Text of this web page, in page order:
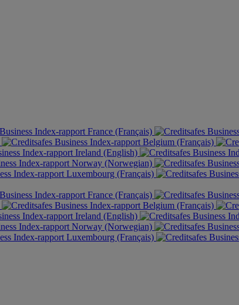
France (Français)
Belgium (Français)
Ireland (English)
Norway (Norwegian)
Luxembourg (Français)
France (Français)
Belgium (Français)
Ireland (English)
Norway (Norwegian)
Luxembourg (Français)